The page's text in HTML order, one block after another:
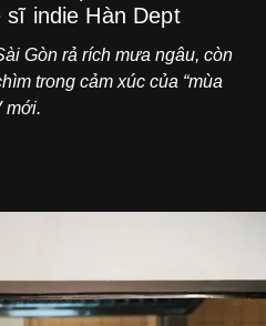
sĩ indie Hàn Dept
Gòn rả rích mưa ngâu, còn
trong cảm xúc của “mùa
mới.